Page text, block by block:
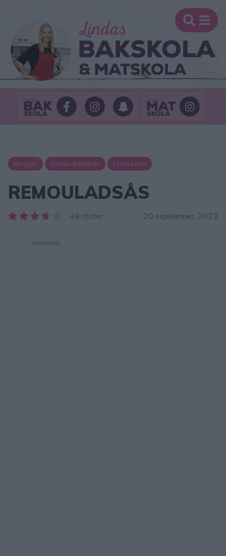
Bloggar Lindas Bakskola Lindas mat
REMOULADSÅS
49 röster 20 september, 2023